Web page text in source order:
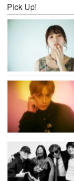
Pick Up!